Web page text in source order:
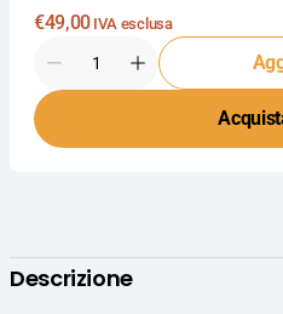
Prezzo
€49,00 IVA esclusa
Diminuisci
la
per
Insalatiera
Ø23
Aumenta
la
Insalatiera
Descrizione